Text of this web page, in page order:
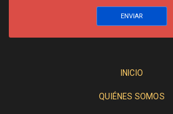
INICIO
QUIÉNES SOMOS